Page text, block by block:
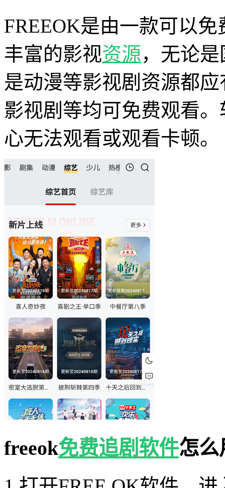
FREEOK是由一款可以
丰富的影视资源，无论
是动漫等影视剧资源都
影视剧等均可免费观看
心无法观看或观看卡顿。
freeok免费追剧软件怎么